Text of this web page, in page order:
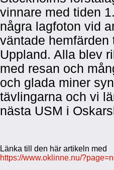
vinnare med tiden
några lagfoton vid
väntade hemfärden
Uppland. Alla blev
med resan och
och glada miner
tävlingarna och vi
nästa USM i
Länka till den här artikeln med
https://www.oklinne.nu/